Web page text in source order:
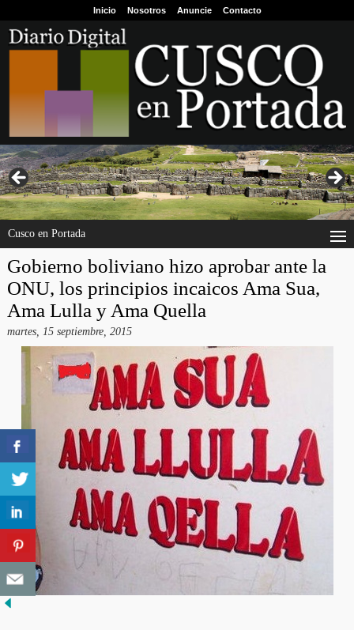
Inicio Nosotros Anuncie Contacto
Cusco en Portada
Gobierno boliviano hizo aprobar ante la
ONU, los principios incaicos Ama Sua,
Ama Lulla y Ama Quella
martes, 15 septiembre, 2015